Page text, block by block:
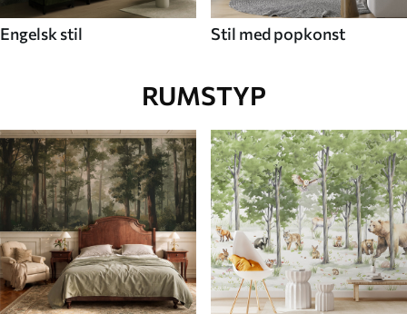
Engelsk stil Stil med popkonst
RUMSTYP